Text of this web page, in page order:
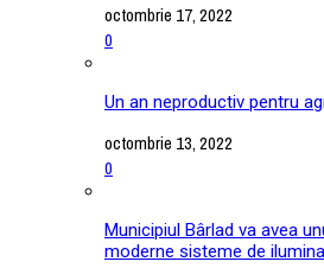
octombrie 17, 2022
0
Un an neproductiv pentru
octombrie 13, 2022
0
Municipiul Bârlad va avea
moderne sisteme de